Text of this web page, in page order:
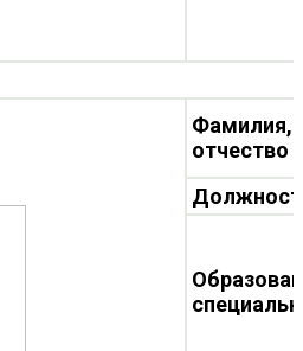
Фамилия,
отчество